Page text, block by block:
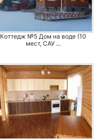
Коттедж №5 Дом на воде (10
мест, САУ ...